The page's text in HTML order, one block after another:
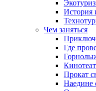
История
Чем заняться
Где
Прокат
Наедине